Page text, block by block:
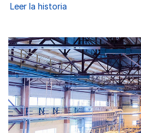
Leer la historia